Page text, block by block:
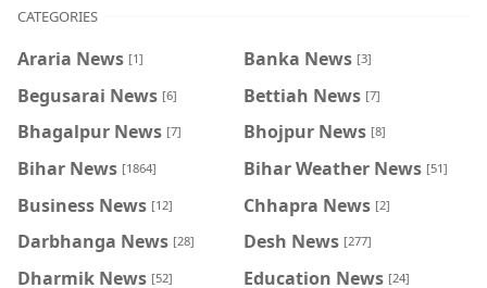
CATEGORIES
Araria News [1] Banka News [3]
Begusarai News [6] Bettiah News [7]
Bhagalpur News [7] Bhojpur News [8]
Bihar News [1864] Bihar Weather News [51]
Business News [12] Chhapra News [2]
Darbhanga News [28] Desh News [277]
Dharmik News [52] Education News [24]